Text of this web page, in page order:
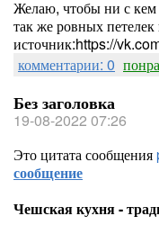
Желаю, чтобы ни с кем
так же ровных
источник:https://
комментарии: 0
Без заголовка
19-08-2022 07:26
Это цитата сообщения
сообщение
Чешская кухня -